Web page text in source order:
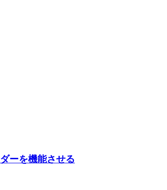
ーを機能させる